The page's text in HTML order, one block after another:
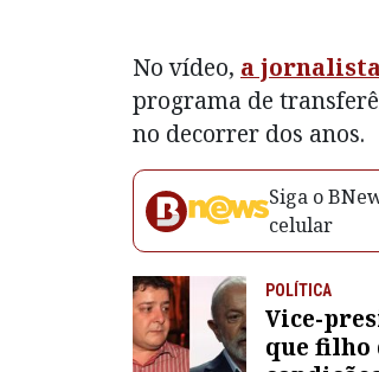
No vídeo, a
programa de
no decorrer dos anos.
Siga o
celular
POLÍTICA
Vice-
que filho